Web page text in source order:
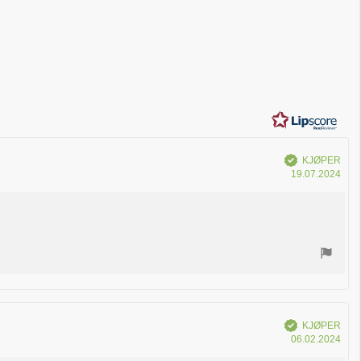
Verifisert
KJØPER
19.07.2024
Verifisert
KJØPER
06.02.2024